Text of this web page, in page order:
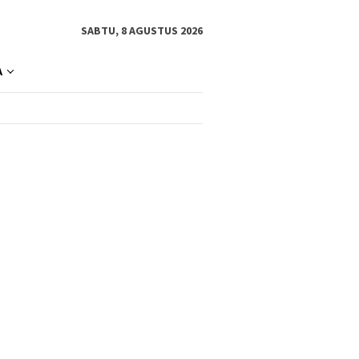
SABTU, 8 AGUSTUS 2026